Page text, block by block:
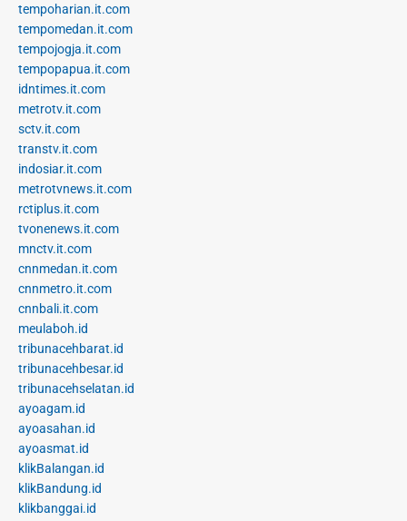
tempoharian.it.com
tempomedan.it.com
tempojogja.it.com
tempopapua.it.com
idntimes.it.com
metrotv.it.com
sctv.it.com
transtv.it.com
indosiar.it.com
metrotvnews.it.com
rctiplus.it.com
tvonenews.it.com
mnctv.it.com
cnnmedan.it.com
cnnmetro.it.com
cnnbali.it.com
meulaboh.id
tribunacehbarat.id
tribunacehbesar.id
tribunacehselatan.id
ayoagam.id
ayoasahan.id
ayoasmat.id
klikBalangan.id
klikBandung.id
klikbanggai.id